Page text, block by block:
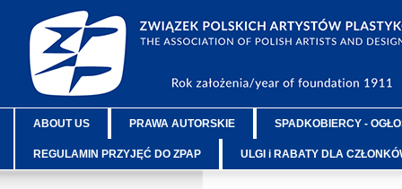
ABOUT US PRAWA AUTORSKIE SPADKOBIERCY -
REGULAMIN PRZYJĘĆ DO ZPAP ULGI i RABATY DLA